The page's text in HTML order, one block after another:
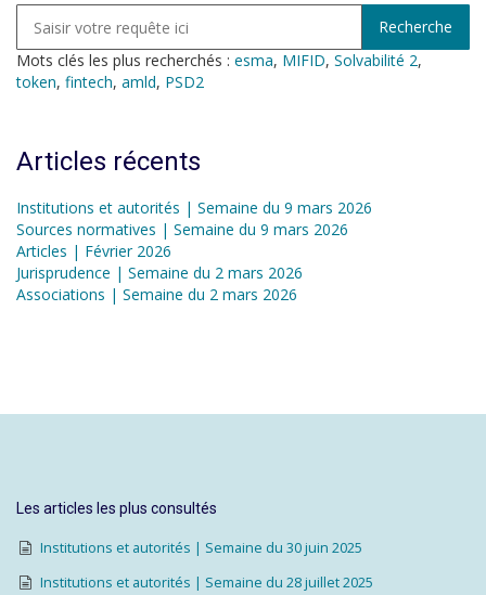
Mots clés les plus recherchés : esma, MIFID, Solvabilité 2,
token, fintech, amld, PSD2
Articles récents
Institutions et autorités | Semaine du 9 mars 2026
Sources normatives | Semaine du 9 mars 2026
Articles | Février 2026
Jurisprudence | Semaine du 2 mars 2026
Associations | Semaine du 2 mars 2026
Les articles les plus consultés
Institutions et autorités | Semaine du 30 juin 2025
Institutions et autorités | Semaine du 28 juillet 2025